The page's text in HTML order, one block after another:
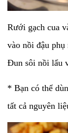
Rưới gạch cua
vào nồi đậu phụ
Đun sôi nồi lẩu
* Bạn có thể
tất cả nguyên